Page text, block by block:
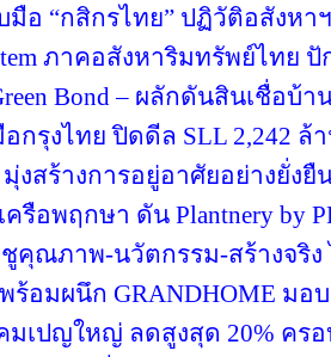
มือ “กสิกรไทย” ปฏิวัติอสังหา
ภาคอสังหาริมทรัพย์ไทย
Bond – ผลักดันสินเชื่อบ้า
กรุงไทย ปิดดีล SLL 2,242 ล้
มุ่งสร้างการอยู่อาศัยอย่างยั่งยื
ครือพฤกษา ดัน Plantnery by
คุณภาพ-นวัตกรรม-สร้างจริง
ร้อมผนึก GRANDHOME ม
มเปญใหญ่ ลดสูงสุด 20% ครอ